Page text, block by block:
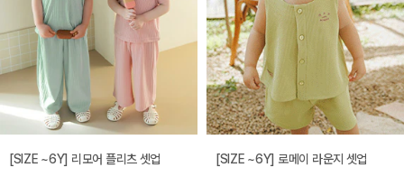
[SIZE ~6Y] 리모어 플리츠 셋업 [SIZE ~6Y] 로메이 라운지 셋업